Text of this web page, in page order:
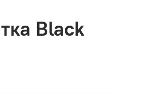
Black